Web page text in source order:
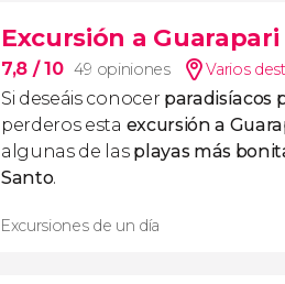
Excursión a Guarapari
7,8 / 10 49 opiniones Varios
Si deseáis conocer paradisíacos
perderos esta excursión a
algunas de las playas más
Santo.
Excursiones de un día